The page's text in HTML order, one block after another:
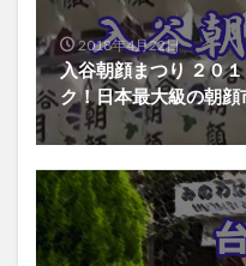
2018年4月22日
入谷朝顔まつり ２０
ク！日本最大級の朝